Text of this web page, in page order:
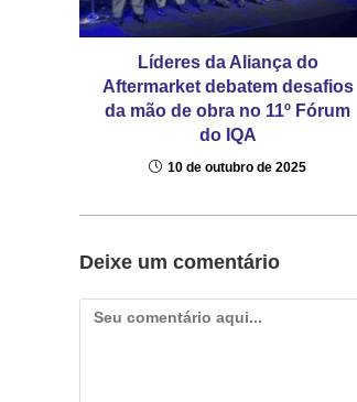
Líderes da Aliança do
Aftermarket debatem desafios
da mão de obra no 11º Fórum
do IQA
10 de outubro de 2025
Deixe um comentário